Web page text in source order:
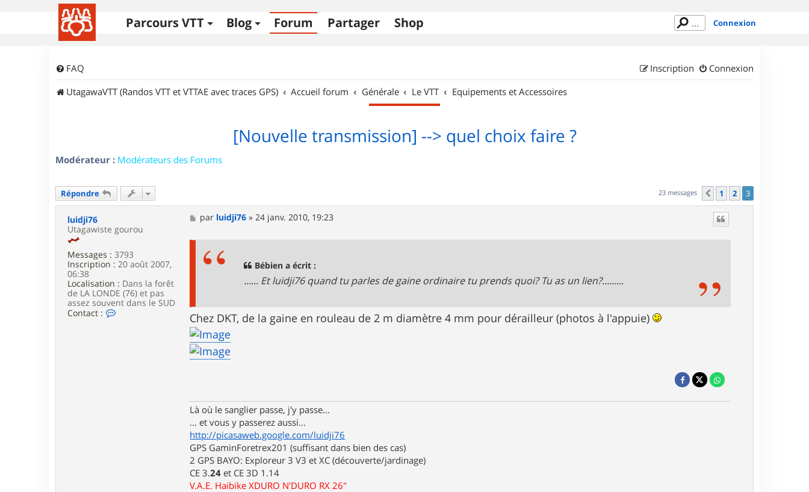
Parcours VTT Blog Forum Partager Shop Connexion
FAQ Connexion
Inscription
UtagawaVTT (Randos VTT et VTTAE avec traces GPS)
Accueil forum Générale Le VTT Equipements et Accessoires
[Nouvelle transmission] --> quel choix faire ?
Modérateur : Modérateurs des Forums
Répondre 23 messages Précédent
1 2 3
luidji76
Utagawiste gourou
Messages : 3793
Inscription : 20 août 2007,
06:38
Localisation : Dans la forêt
de LA LONDE (76) et pas
assez souvent dans le SUD
Contact :
M
e
par luidji76 »24 janv. 2010, 19:23
Bébien a écrit :
...... Et luidji76 quand tu parles de gaine ordinaire tu prends quoi? Tu as un lien?.........
Chez DKT, de la gaine en rouleau de 2 m diamètre 4 mm pour dérailleur (photos à l'appuie)
Là où le sanglier passe, j'y passe...
... et vous y passerez aussi...
http://picasaweb.google.com/luidji76
GPS GaminForetrex201 (suffisant dans bien des cas)
2 GPS BAYO: Exploreur 3 V3 et XC (découverte/jardinage)
CE 3.24 et CE 3D 1.14
V.A.E. Haibike XDURO N'DURO RX 26"